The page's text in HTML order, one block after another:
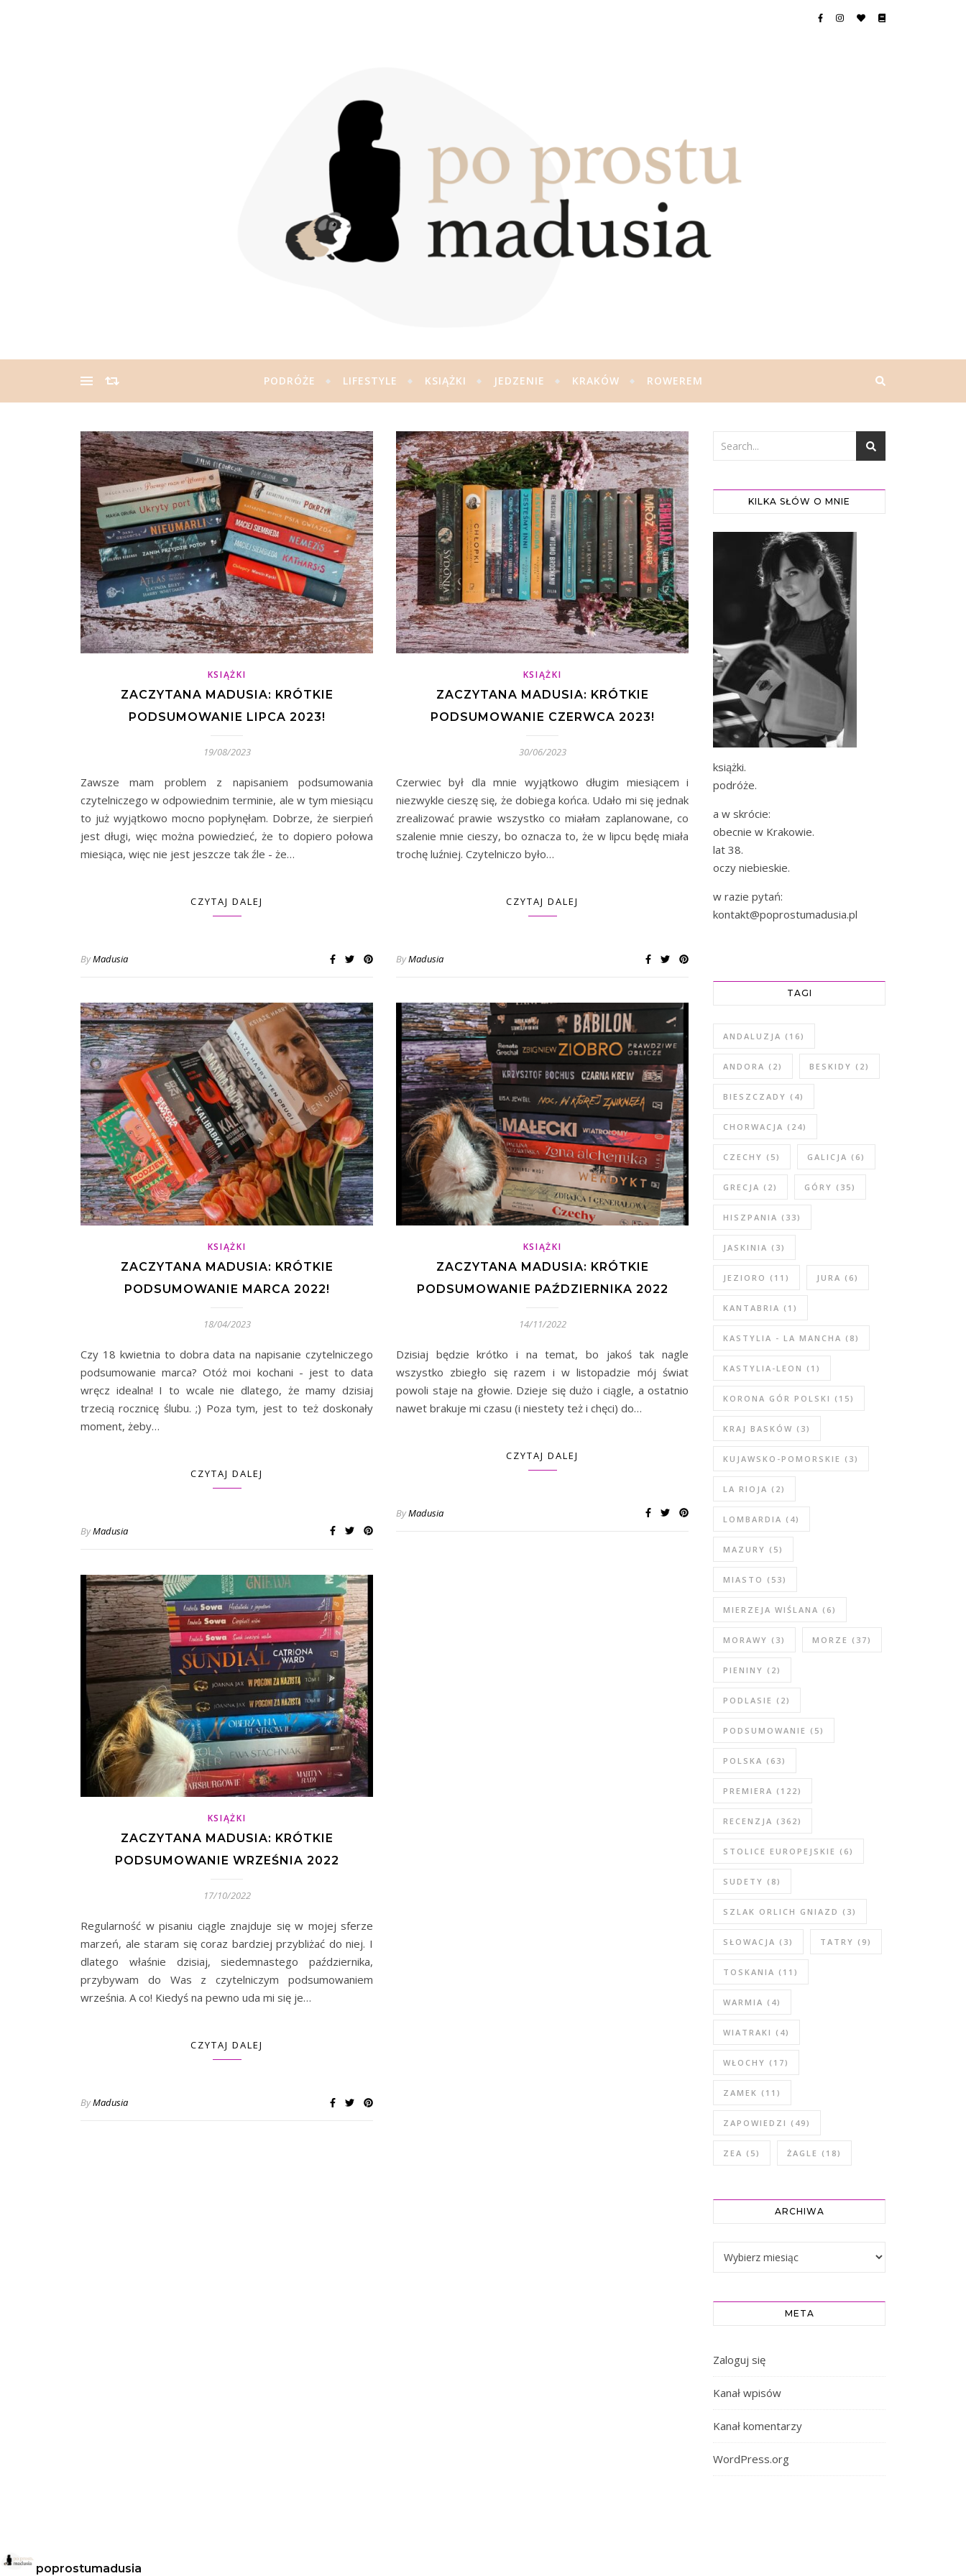
PODRÓŻE LIFESTYLE KSIĄŻKI JEDZENIE KRAKÓW ROWEREM
KSIĄŻKI
ZACZYTANA MADUSIA: KRÓTKIE
PODSUMOWANIE LIPCA 2023!
19/08/2023
Zawsze mam problem z napisaniem podsumowania
czytelniczego w odpowiednim terminie, ale w tym miesiącu
to już wyjątkowo mocno popłynęłam. Dobrze, że sierpień
jest długi, więc można powiedzieć, że to dopiero połowa
miesiąca, więc nie jest jeszcze tak źle - że…
CZYTAJ DALEJ
ByMadusia
KSIĄŻKI
ZACZYTANA MADUSIA: KRÓTKIE
PODSUMOWANIE CZERWCA 2023!
30/06/2023
Czerwiec był dla mnie wyjątkowo długim miesiącem i
niezwykle cieszę się, że dobiega końca. Udało mi się jednak
zrealizować prawie wszystko co miałam zaplanowane, co
szalenie mnie cieszy, bo oznacza to, że w lipcu będę miała
trochę luźniej. Czytelniczo było…
CZYTAJ DALEJ
ByMadusia
KSIĄŻKI
ZACZYTANA MADUSIA: KRÓTKIE
PODSUMOWANIE MARCA 2022!
18/04/2023
Czy 18 kwietnia to dobra data na napisanie czytelniczego
podsumowanie marca? Otóż moi kochani - jest to data
wręcz idealna! I to wcale nie dlatego, że mamy dzisiaj
trzecią rocznicę ślubu. ;) Poza tym, jest to też doskonały
moment, żeby…
CZYTAJ DALEJ
ByMadusia
KSIĄŻKI
ZACZYTANA MADUSIA: KRÓTKIE
PODSUMOWANIE PAŹDZIERNIKA 2022
14/11/2022
Dzisiaj będzie krótko i na temat, bo jakoś tak nagle
wszystko zbiegło się razem i w listopadzie mój świat
powoli staje na głowie. Dzieje się dużo i ciągle, a ostatnio
nawet brakuje mi czasu (i niestety też i chęci) do…
CZYTAJ DALEJ
ByMadusia
KSIĄŻKI
ZACZYTANA MADUSIA: KRÓTKIE
PODSUMOWANIE WRZEŚNIA 2022
17/10/2022
Regularność w pisaniu ciągle znajduje się w mojej sferze
marzeń, ale staram się coraz bardziej przybliżać do niej. I
dlatego właśnie dzisiaj, siedemnastego października,
przybywam do Was z czytelniczym podsumowaniem
września. A co! Kiedyś na pewno uda mi się je…
CZYTAJ DALEJ
ByMadusia
KILKA SŁÓW O MNIE
książki.
podróże.
a w skrócie:
obecnie w Krakowie.
lat 38.
oczy niebieskie.
w razie pytań:
kontakt@poprostumadusia.pl
TAGI
ANDALUZJA (16)
ANDORA (2) BESKIDY (2)
BIESZCZADY (4)
CHORWACJA (24)
CZECHY (5) GALICJA (6)
GRECJA (2) GÓRY (35)
HISZPANIA (33)
JASKINIA (3)
JEZIORO (11) JURA (6)
KANTABRIA (1)
KASTYLIA - LA MANCHA (8)
KASTYLIA-LEON (1)
KORONA GÓR POLSKI (15)
KRAJ BASKÓW (3)
KUJAWSKO-POMORSKIE (3)
LA RIOJA (2)
LOMBARDIA (4)
MAZURY (5)
MIASTO (53)
MIERZEJA WIŚLANA (6)
MORAWY (3) MORZE (37)
PIENINY (2)
PODLASIE (2)
PODSUMOWANIE (5)
POLSKA (63)
PREMIERA (122)
RECENZJA (362)
STOLICE EUROPEJSKIE (6)
SUDETY (8)
SZLAK ORLICH GNIAZD (3)
SŁOWACJA (3) TATRY (9)
TOSKANIA (11)
WARMIA (4)
WIATRAKI (4)
WŁOCHY (17)
ZAMEK (11)
ZAPOWIEDZI (49)
ZEA (5) ŻAGLE (18)
ARCHIWA
Archiwa
META
Zaloguj się
Kanał wpisów
Kanał komentarzy
WordPress.org
poprostumadusia